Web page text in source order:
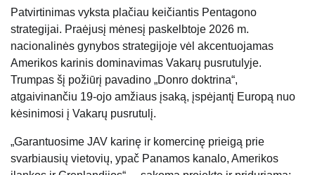
Patvirtinimas vyksta plačiau keičiantis Pentagono
strategijai. Praėjusį mėnesį paskelbtoje 2026 m.
nacionalinės gynybos strategijoje vėl akcentuojamas
Amerikos karinis dominavimas Vakarų pusrutulyje.
Trumpas šį požiūrį pavadino „Donro doktrina“,
atgaivinančiu 19-ojo amžiaus įsaką, įspėjantį Europą nuo
kėsinimosi į Vakarų pusrutulį.
„Garantuosime JAV karinę ir komercinę prieigą prie
svarbiausių vietovių, ypač Panamos kanalo, Amerikos